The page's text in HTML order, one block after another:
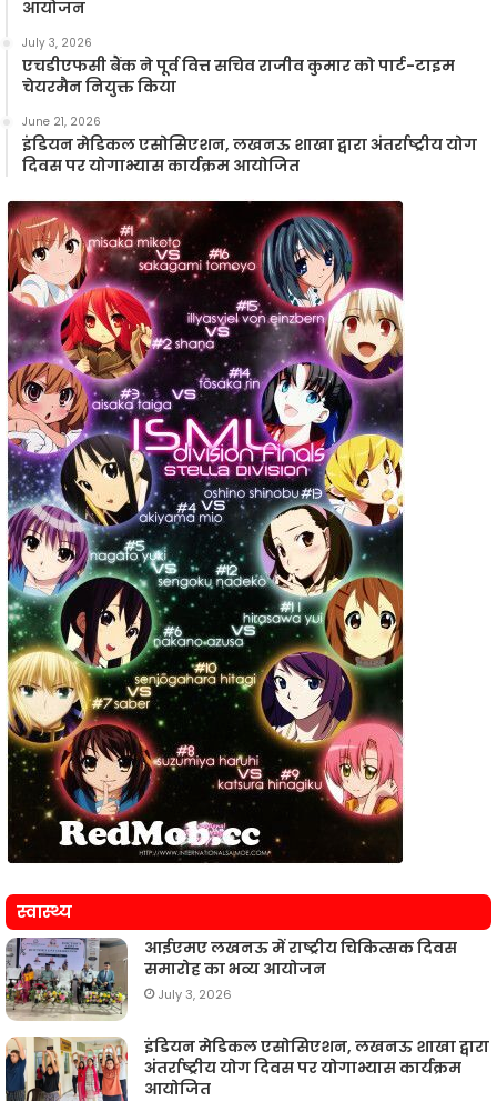
आयोजन
July 3, 2026
एचडीएफसी बैंक ने पूर्व वित्त सचिव राजीव कुमार को पार्ट-टाइम
चेयरमैन नियुक्त किया
June 21, 2026
इंडियन मेडिकल एसोसिएशन, लखनऊ शाखा द्वारा अंतर्राष्ट्रीय योग
दिवस पर योगाभ्यास कार्यक्रम आयोजित
स्वास्थ्य
आईएमए लखनऊ में राष्ट्रीय चिकित्सक दिवस
समारोह का भव्य आयोजन
July 3, 2026
इंडियन मेडिकल एसोसिएशन, लखनऊ शाखा द्वारा
अंतर्राष्ट्रीय योग दिवस पर योगाभ्यास कार्यक्रम
आयोजित